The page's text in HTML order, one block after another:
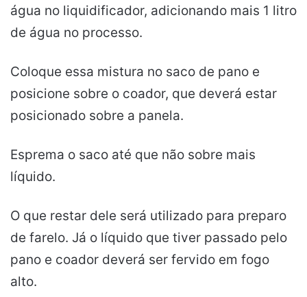
água no liquidificador, adicionando mais 1 litro
de água no processo.
Coloque essa mistura no saco de pano e
posicione sobre o coador, que deverá estar
posicionado sobre a panela.
Esprema o saco até que não sobre mais
líquido.
O que restar dele será utilizado para preparo
de farelo. Já o líquido que tiver passado pelo
pano e coador deverá ser fervido em fogo
alto.